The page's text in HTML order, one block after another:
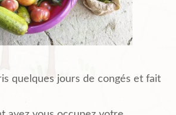
quelques jours de congés et fait